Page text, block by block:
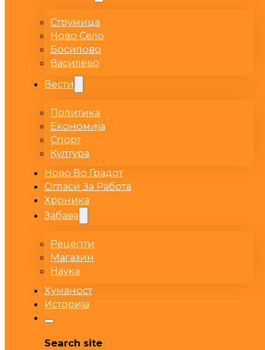
Струмица
Ново Село
Босилово
Василево
Вести
Политика
Економија
Спорт
Култура
Ново Во Градот
Огласи За Работа
Хроника
Забава
Рецепти
Магазин
Наука
Хуманост
Историја
Search site